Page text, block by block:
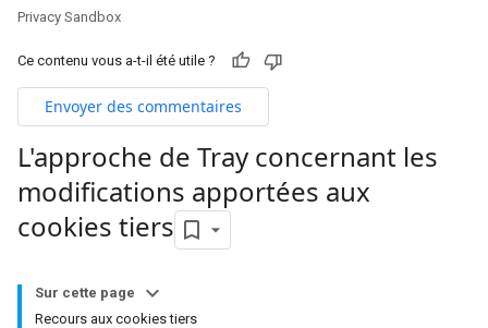
Privacy Sandbox
Ce contenu vous a-t-il été utile ?
Envoyer des commentaires
L'approche de Tray concernant les
modifications apportées aux
cookies tiers
Sur cette page
Recours aux cookies tiers